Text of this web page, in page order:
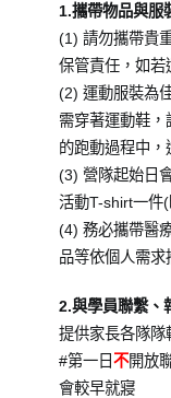
1.攜帶物品與服
(1) 請勿攜帶貴
保管責任，如若
(2) 運動服裝為
需穿著運動鞋，
的跑動過程中，
(3) 營隊起始日
活動T-shirt一件(
(4) 務必攜帶醫
品等依個人需求
2.與學員聯繫、
提供家長各隊隊
#第一日不開放
會較早就寢